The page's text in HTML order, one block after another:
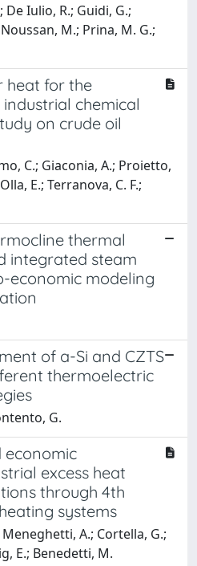
De Iulio, R.; Guidi, G.;
M.; Prina, M. G.;
heat for the
chemical
on crude oil
C.; Giaconia, A.; Proietto,
E.; Terranova, C. F.;
thermal
integrated steam
economic modeling
of a-Si and CZTS
thermoelectric
G.
economic
excess heat
through 4th
systems
A.; Cortella, G.;
E.; Benedetti, M.